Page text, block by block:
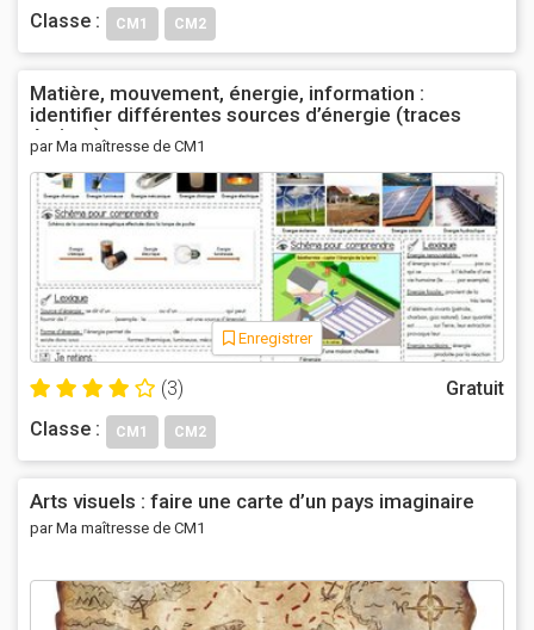
Classe :
CM1 CM2
Matière, mouvement, énergie, information :
identifier différentes sources d’énergie (traces
écrites)
par Ma maîtresse de CM1
Enregistrer
(3)
Gratuit
Classe :
CM1 CM2
Arts visuels : faire une carte d’un pays imaginaire
par Ma maîtresse de CM1